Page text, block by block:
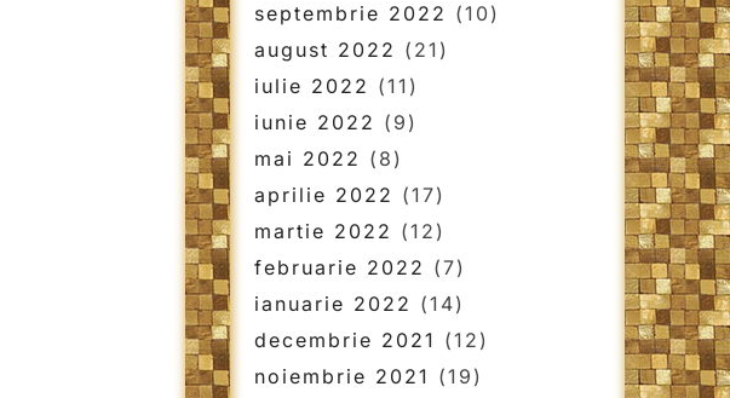
septembrie 2022 (10)
august 2022 (21)
iulie 2022 (11)
iunie 2022 (9)
mai 2022 (8)
aprilie 2022 (17)
martie 2022 (12)
februarie 2022 (7)
ianuarie 2022 (14)
decembrie 2021 (12)
noiembrie 2021 (19)